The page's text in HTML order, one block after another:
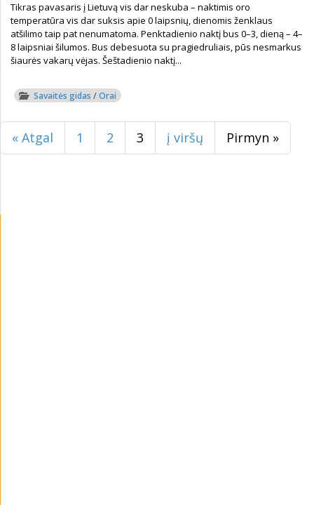
Tikras pavasaris į Lietuvą vis dar neskuba – naktimis oro
temperatūra vis dar suksis apie 0 laipsnių, dienomis ženklaus
atšilimo taip pat nenumatoma. Penktadienio naktį bus 0–3, dieną – 4–
8 laipsniai šilumos. Bus debesuota su pragiedruliais, pūs nesmarkus
šiaurės vakarų vėjas. Šeštadienio naktį...
Savaitės gidas /Orai
« Atgal 1 2 3 į viršų Pirmyn »